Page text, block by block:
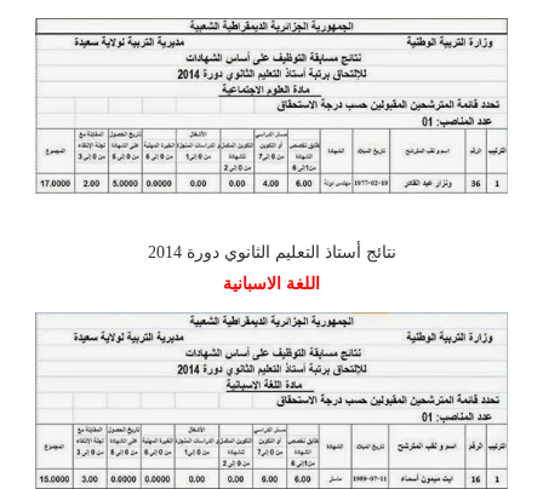
نتائج أستاذ التعليم الثانوي دورة 2014
اللغة الاسبانية